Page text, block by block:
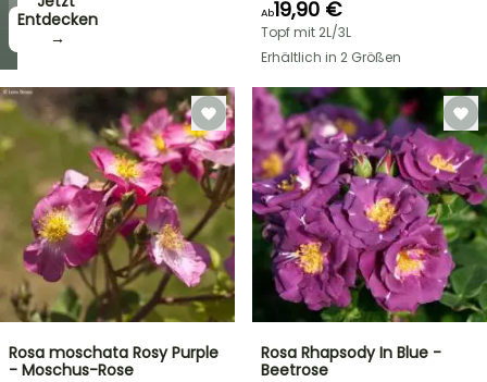
zugreifen!
→
Entdecken
→
Ab19,90 €
Topf mit 2L/3L
Erhältlich in 2 Größen
Rosa moschata Rosy Purple
- Moschus-Rose
Rosa Rhapsody In Blue -
Beetrose